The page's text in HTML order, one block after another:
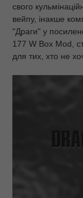
свого
вейпу, інакше
"Драги" у
177 W Box Mod,
для тих, хто не